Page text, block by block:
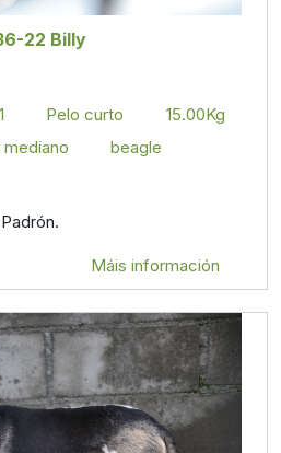
22 Billy
Pelo curto
15.00Kg
mediano
beagle
Máis información